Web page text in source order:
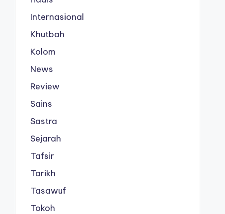
Internasional
Khutbah
Kolom
News
Review
Sains
Sastra
Sejarah
Tafsir
Tarikh
Tasawuf
Tokoh